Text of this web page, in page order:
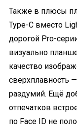
Также в плюсы
Type-C вместо
дорогой Pro-
визуально
качество
сверхплавность
раздумий. Ещё
отпечатков
по Face ID не